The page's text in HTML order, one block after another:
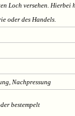
Loch versehen. Hierbei
oder des Handels.
Nachpressung
bestempelt